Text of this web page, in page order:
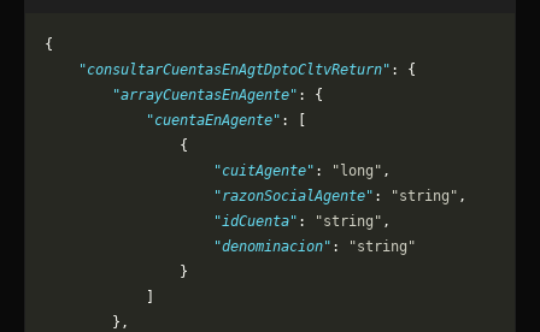
{
    "consultarCuentasEnAgtDptoCltvReturn"
: {
        "arrayCuentasEnAgente"
: {
            "cuentaEnAgente"
: [
                {
                    "cuitAgente"
: "long" ,
                    "razonSocialAgente"
: "string" ,
                    "idCuenta"
: "string" ,
                    "denominacion"
:
"string"
                }
        },